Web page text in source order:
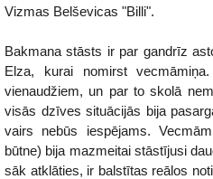
Vizmas Belševicas "Billi".
Bakmana stāsts ir par gandrīz
Elza, kurai nomirst
vienaudžiem, un par to skolā
visās dzīves situācijās bija
vairs nebūs iespējams.
būtne) bija mazmeitai stāstījusi
sāk atklāties, ir balstītas reālos